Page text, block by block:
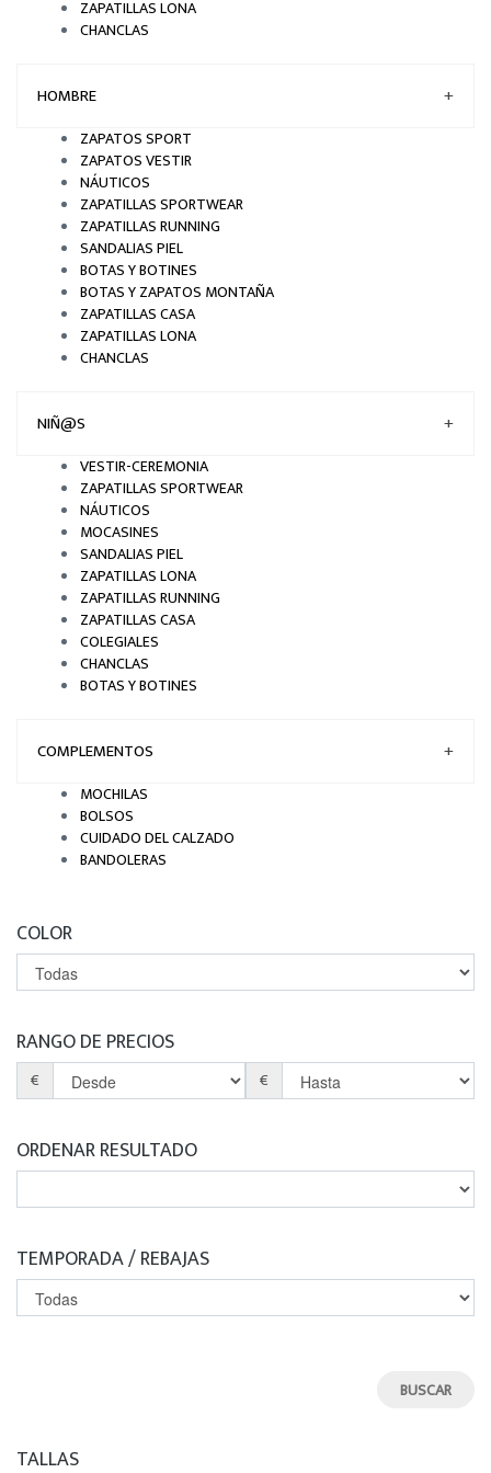
ZAPATILLAS LONA
CHANCLAS
HOMBRE +
ZAPATOS SPORT
ZAPATOS VESTIR
NÁUTICOS
ZAPATILLAS SPORTWEAR
ZAPATILLAS RUNNING
SANDALIAS PIEL
BOTAS Y BOTINES
BOTAS Y ZAPATOS MONTAÑA
ZAPATILLAS CASA
ZAPATILLAS LONA
CHANCLAS
NIÑ@S +
VESTIR-CEREMONIA
ZAPATILLAS SPORTWEAR
NÁUTICOS
MOCASINES
SANDALIAS PIEL
ZAPATILLAS LONA
ZAPATILLAS RUNNING
ZAPATILLAS CASA
COLEGIALES
CHANCLAS
BOTAS Y BOTINES
COMPLEMENTOS +
MOCHILAS
BOLSOS
CUIDADO DEL CALZADO
BANDOLERAS
COLOR
RANGO DE PRECIOS
€ €
ORDENAR RESULTADO
TEMPORADA / REBAJAS
TALLAS